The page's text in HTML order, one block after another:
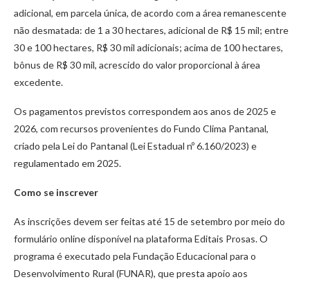
adicional, em parcela única, de acordo com a área remanescente
não desmatada: de 1 a 30 hectares, adicional de R$ 15 mil; entre
30 e 100 hectares, R$ 30 mil adicionais; acima de 100 hectares,
bônus de R$ 30 mil, acrescido do valor proporcional à área
excedente.
Os pagamentos previstos correspondem aos anos de 2025 e
2026, com recursos provenientes do Fundo Clima Pantanal,
criado pela Lei do Pantanal (Lei Estadual nº 6.160/2023) e
regulamentado em 2025.
Como se inscrever
As inscrições devem ser feitas até 15 de setembro por meio do
formulário online disponível na plataforma Editais Prosas. O
programa é executado pela Fundação Educacional para o
Desenvolvimento Rural (FUNAR), que presta apoio aos